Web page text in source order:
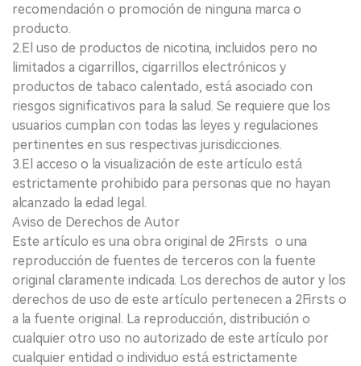
recomendación o promoción de ninguna marca o
producto.
2.El uso de productos de nicotina, incluidos pero no
limitados a cigarrillos, cigarrillos electrónicos y
productos de tabaco calentado, está asociado con
riesgos significativos para la salud. Se requiere que los
usuarios cumplan con todas las leyes y regulaciones
pertinentes en sus respectivas jurisdicciones.
3.El acceso o la visualización de este artículo está
estrictamente prohibido para personas que no hayan
alcanzado la edad legal.
Aviso de Derechos de Autor
Este artículo es una obra original de 2Firsts o una
reproducción de fuentes de terceros con la fuente
original claramente indicada. Los derechos de autor y los
derechos de uso de este artículo pertenecen a 2Firsts o
a la fuente original. La reproducción, distribución o
cualquier otro uso no autorizado de este artículo por
cualquier entidad o individuo está estrictamente